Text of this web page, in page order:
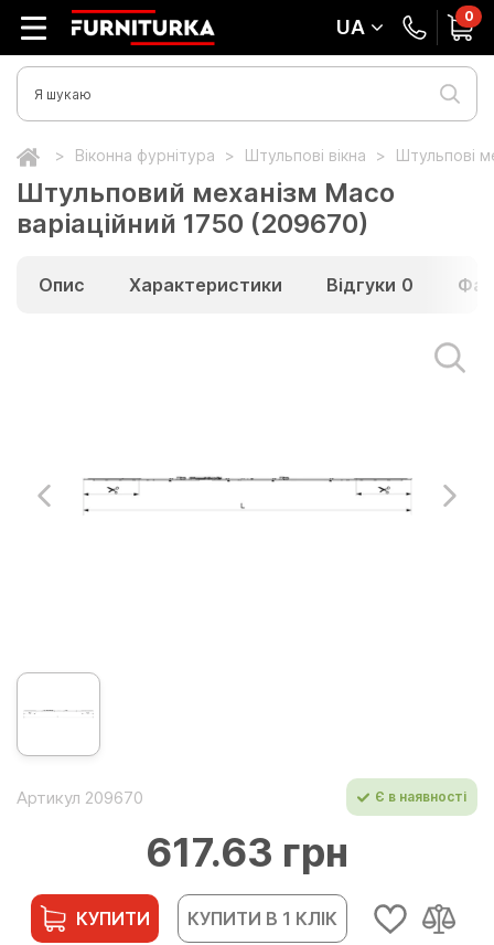
UA 0
Віконна фурнітура Штульпові вікна Штульпові
Штульповий механізм Maco
варіаційний 1750 (209670)
Опис Характеристики Відгуки 0
Артикул 209670 Є в наявності
617.63 грн
КУПИТИ КУПИТИ В 1 КЛІК